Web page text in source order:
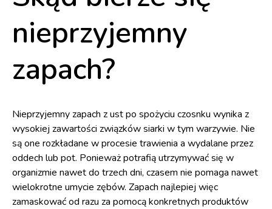
nieprzyjemny
zapach?
Nieprzyjemny zapach z ust po spożyciu czosnku wynika z
wysokiej zawartości związków siarki w tym warzywie. Nie
są one rozkładane w procesie trawienia a wydalane przez
oddech lub pot. Ponieważ potrafią utrzymywać się w
organizmie nawet do trzech dni, czasem nie pomaga nawet
wielokrotne umycie zębów. Zapach najlepiej więc
zamaskować od razu za pomocą konkretnych produktów